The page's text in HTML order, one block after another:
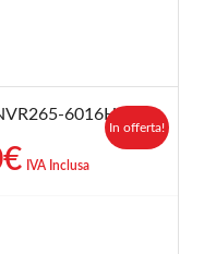
6016H
€IlIVA Inclusa
In offerta!